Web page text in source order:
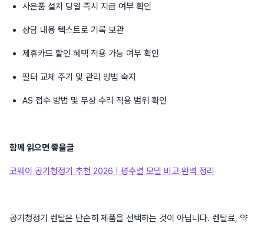
사은품 설치 당일 즉시 지급 여부 확인
상담 내용 텍스트로 기록 보관
제휴카드 할인 혜택 적용 가능 여부 확인
필터 교체 주기 및 관리 방법 숙지
AS 접수 방법 및 무상 수리 적용 범위 확인
함께 읽으면 좋을글
코웨이 공기청정기 추천 2026 | 평수별 모델 비교 완벽 정리
공기청정기 렌탈은 단순히 제품을 선택하는 것이 아닙니다. 렌탈료, 약